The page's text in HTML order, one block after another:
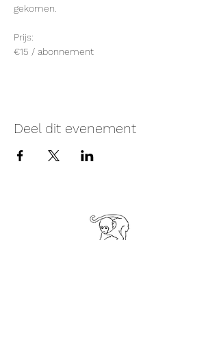
gekomen.
Prijs:
€15 / abonnement
Deel dit evenement